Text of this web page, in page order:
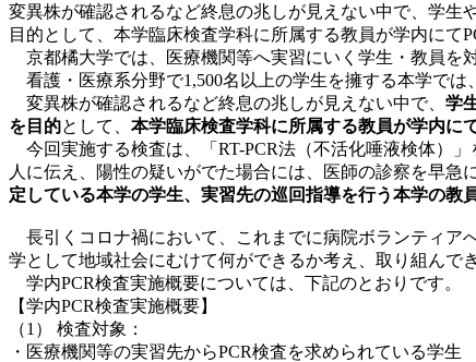
変異株が確認されるなど終息の兆しが見えない中で、学
目的として、本学臨床検査学科に所属する教員が学内にて
京都橘大学では、医療機関等へ実習にいく学生・教員を
看護・医療系分野で1,500名以上の学生を擁する本学では
変異株が確認されるなど終息の兆しが見えない中で、 学
を目的として、 本学臨床検査学科に所属する教員が学内に
今回実施する検査は、「RT-PCR法（不活化唾液検体）
人に伝え、陽性の疑いがでた場合には、医師の診察を早急
定している本学の学生、実習先の巡回指導を行う本学の教
長引くコロナ禍において、これまでに病院ボランティア
学として地域社会にむけて何ができるか考え、取り組んで
学内PCR検査実施概要については、下記のとおりです。
【学内PCR検査実施概要】
（1） 検査対象：
・医療機関等の実習先からPCR検査を求められている学生